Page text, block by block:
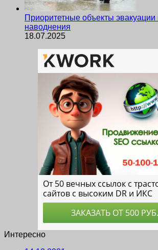
Приоритетные объекты
наводнения
18.07.2025
Интересно